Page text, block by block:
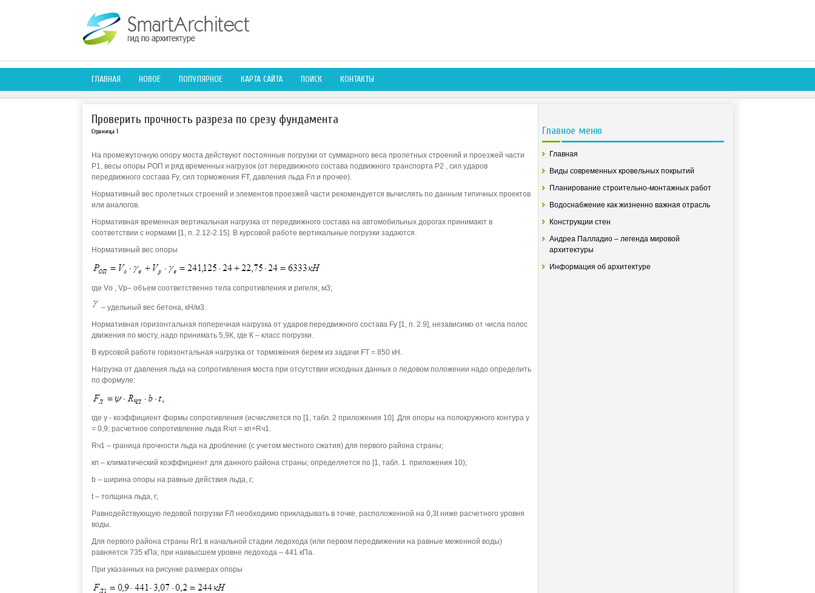
ГЛАВНАЯ НОВОЕ ПОПУЛЯРНОЕ КАРТА САЙТА ПОИСК КОНТАКТЫ
Проверить прочность разреза по срезу фундамента
Страница 1
На промежуточную опору моста действуют постоянные погрузки от суммарного веса пролетных строений и проезжей части
Р1, весы опоры РОП и ряд временных нагрузок (от передвижного состава подвижного транспорта Р2 , сил ударов
передвижного состава Fy, сил торможения FT, давления льда Fл и прочее).
Нормативный вес пролетных строений и элементов проезжей части рекомендуется вычислять по данным типичных проектов
или аналогов.
Нормативная временная вертикальная нагрузка от передвижного состава на автомобильных дорогах принимают в
соответствии с нормами [1, п. 2.12-2.15]. В курсовой работе вертикальные погрузки задаются.
Нормативный вес опоры
где Vо , Vр– объем соответственно тела сопротивления и ригеля, м3;
– удельный вес бетона, кН/м3.
Нормативная горизонтальная поперечная нагрузка от ударов передвижного состава Fy [1, п. 2.9], независимо от числа полос
движения по мосту, надо принимать 5,9К, где К – класс погрузки.
В курсовой работе горизонтальная нагрузка от торможения берем из задачи FT = 850 кН.
Нагрузка от давления льда на сопротивления моста при отсутствии исходных данных о ледовом положении надо определить
по формуле:
где y - коэффициент формы сопротивления (исчисляется по [1, табл. 2 приложения 10]. Для опоры на полокружного контура y
= 0,9; расчетное сопротивление льда Rчл = кп×Rч1.
Rч1 – граница прочности льда на дробление (с учетом местного сжатия) для первого района страны;
кп – климатический коэффициент для данного района страны; определяется по [1, табл. 1. приложения 10);
b – ширина опоры на равные действия льда, г;
t – толщина льда, г;
Равнодействующую ледовой погрузки FЛ необходимо прикладывать в точке, расположенной на 0,3t ниже расчетного уровня
воды.
Для первого района страны Rr1 в начальной стадии ледохода (или первом передвижении на равные меженной воды)
равняется 735 кПа; при наивысшем уровне ледохода – 441 кПа.
При указанных на рисунке размерах опоры
Главное меню
Главная
Виды современных кровельных покрытий
Планирование строительно-монтажных работ
Водоснабжение как жизненно важная отрасль
Конструкции стен
Андреа Палладио – легенда мировой
архитектуры
Информация об архитектуре